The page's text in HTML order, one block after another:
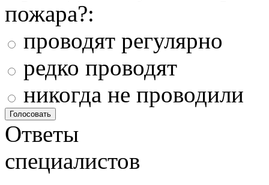
пожара?:
проводят регулярно
редко проводят
никогда не проводили
Ответы
специалистов